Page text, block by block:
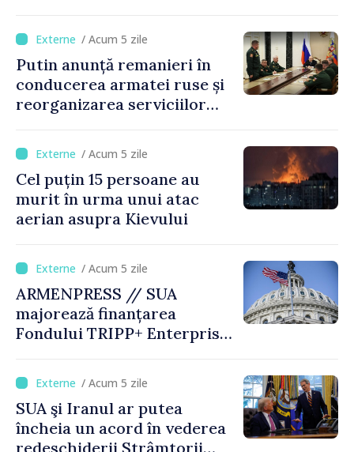
/ Acum 5 zile
Putin anunță remanieri în
conducerea armatei ruse și
reorganizarea serviciilor
/ Acum 5 zile
Cel puțin 15 persoane au
murit în urma unui atac
aerian asupra Kievului
/ Acum 5 zile
ARMENPRESS // SUA
majorează finanțarea
Fondului TRIPP+ Enterprise
milioane de dolari
/ Acum 5 zile
SUA şi Iranul ar putea
încheia un acord în vederea
redeschiderii Strâmtorii